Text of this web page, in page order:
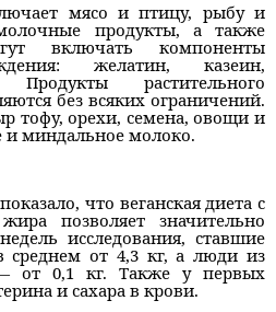
мясо и птицу, рыбу и
продукты, а также
включать компоненты
желатин, казеин,
растительного
без всяких ограничений.
тофу, орехи, семена, овощи и
и миндальное молоко.
что веганская диета с
позволяет значительно
исследования, ставшие
среднем от 4,3 кг, а люди из
от 0,1 кг. Также у первых
и сахара в крови.